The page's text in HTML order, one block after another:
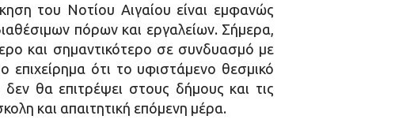
του Νοτίου Αιγαίου είναι εμφανώς
πόρων και εργαλείων. Σήμερα,
και σημαντικότερο σε συνδυασμό με
επιχείρημα ότι το υφιστάμενο θεσμικό
δεν θα επιτρέψει στους δήμους και τις
και απαιτητική επόμενη μέρα.